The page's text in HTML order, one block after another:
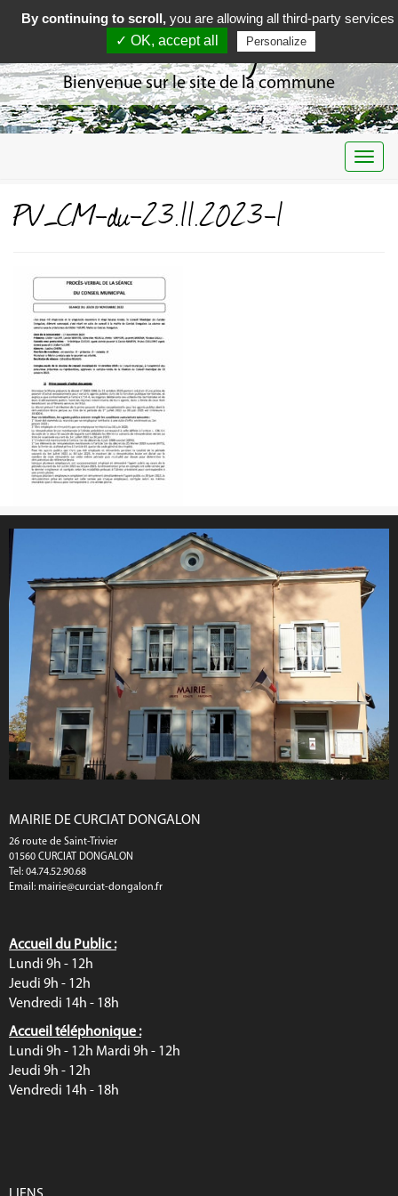
Curciat Dongalon
Bienvenue sur le site de la commune
PV_CM-du-23.11.2023-1
MAIRIE DE CURCIAT DONGALON
26 route de Saint-Trivier
01560 CURCIAT DONGALON
Tel: 04.74.52.90.68
Email: mairie@curciat-dongalon.fr
Accueil du Public :
Lundi 9h - 12h
Jeudi 9h - 12h
Vendredi 14h - 18h
Accueil téléphonique :
Lundi 9h - 12h Mardi 9h - 12h
Jeudi 9h - 12h
Vendredi 14h - 18h
By continuing to scroll, you are allowing all third-party services
✓ OK, accept all
Personalize